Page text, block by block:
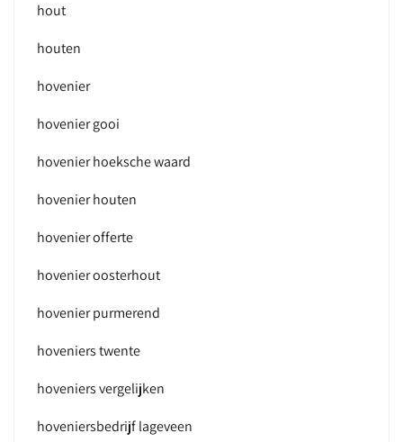
hout
houten
hovenier
hovenier gooi
hovenier hoeksche waard
hovenier houten
hovenier offerte
hovenier oosterhout
hovenier purmerend
hoveniers twente
hoveniers vergelijken
hoveniersbedrijf lageveen